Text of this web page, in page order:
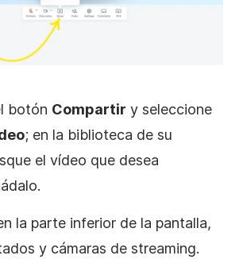
botón Compartir y seleccione
; en la biblioteca de su
el vídeo que desea
la parte inferior de la pantalla,
y cámaras de streaming.